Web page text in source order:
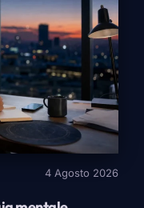
4 Agosto 2026